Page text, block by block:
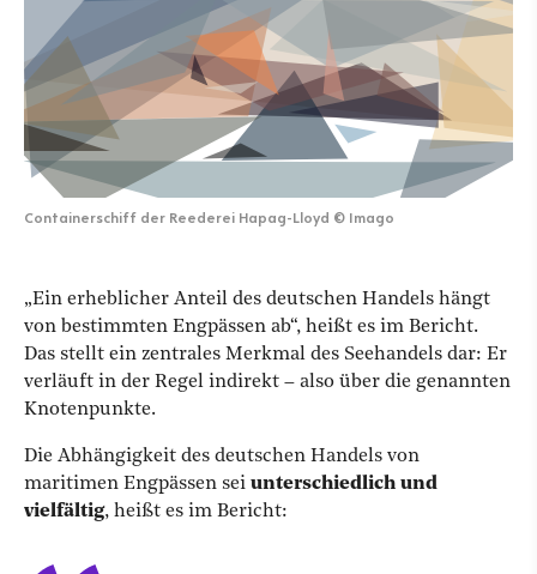
Containerschiff der Reederei Hapag-Lloyd © Imago
„Ein erheblicher Anteil des deutschen Handels hängt
von bestimmten Engpässen ab“, heißt es im Bericht.
Das stellt ein zentrales Merkmal des Seehandels dar: Er
verläuft in der Regel indirekt – also über die genannten
Knotenpunkte.
Die Abhängigkeit des deutschen Handels von
maritimen Engpässen sei unterschiedlich und
vielfältig, heißt es im Bericht: